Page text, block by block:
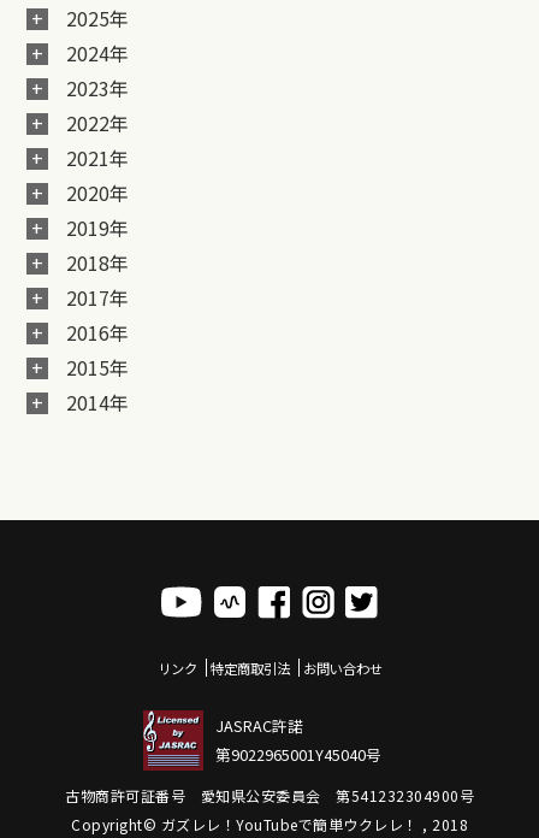
2025年
2024年
2023年
2022年
2021年
2020年
2019年
2018年
2017年
2016年
2015年
2014年
リンク 特定商取引法 お問い合わせ
JASRAC許諾
第9022965001Y45040号
古物商許可証番号 愛知県公安委員会 第541232304900号
Copyright© ガズレレ！YouTubeで簡単ウクレレ！ , 2018